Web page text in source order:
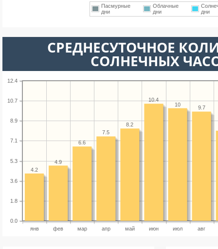
Пасмурные
дни
Облачные
дни
дни
СРЕДНЕСУТОЧНОЕ
СОЛНЕЧНЫХ
янв фев мар апр май июн июл авг
0.0
1.8
3.6
5.3
7.1
8.9
10.7
12.4
9.7
10
10.4
8.2
7.5
6.6
4.9
4.2